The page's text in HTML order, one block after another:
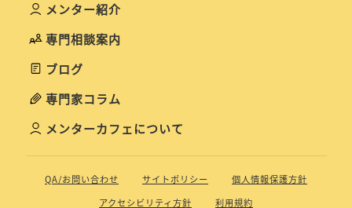
メンター紹介
専門相談案内
ブログ
専門家コラム
メンターカフェについて
QA/お問い合わせ サイトポリシー
個人情報保護方針
アクセシビリティ方針
利用規約